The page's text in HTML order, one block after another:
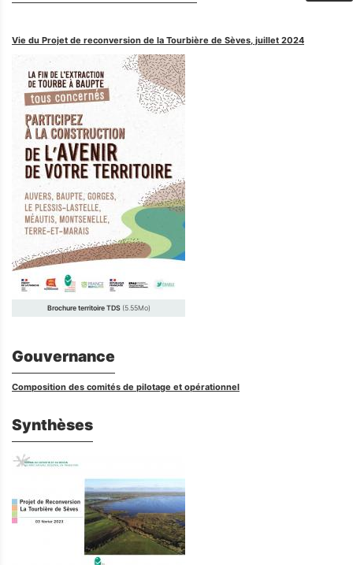
Vie du Projet de reconversion de la Tourbière de Sèves, juillet 2024
Brochure territoire TDS(5.55Mo)
Gouvernance
Composition des comités de pilotage et opérationnel
Synthèses